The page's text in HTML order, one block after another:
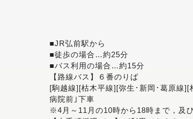
■JR弘前駅から
■徒歩の場合…約25分
■バス利用の場合…約15分
【路線バス】６番のりば
[駒越線][枯木平線][弥生･新岡･葛原線
病院前｣下車
※4月～11月の10時から18時まで，及